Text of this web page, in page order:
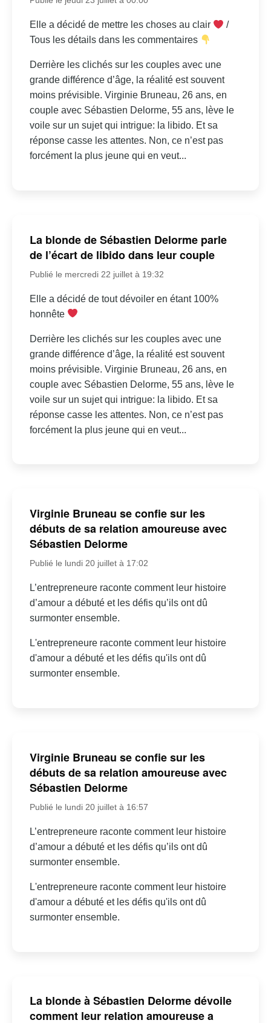
Elle a décidé de mettre les choses au clair
/
Tous les détails dans les commentaires
Derrière les clichés sur les couples avec une
grande différence d’âge, la réalité est souvent
moins prévisible. Virginie Bruneau, 26 ans, en
couple avec Sébastien Delorme, 55 ans, lève le
voile sur un sujet qui intrigue: la libido. Et sa
réponse casse les attentes. Non, ce n’est pas
forcément la plus jeune qui en veut...
La blonde de Sébastien Delorme parle
de l’écart de libido dans leur couple
Publié le mercredi 22 juillet à 19:32
Elle a décidé de tout dévoiler en étant 100%
honnête
Derrière les clichés sur les couples avec une
grande différence d’âge, la réalité est souvent
moins prévisible. Virginie Bruneau, 26 ans, en
couple avec Sébastien Delorme, 55 ans, lève le
voile sur un sujet qui intrigue: la libido. Et sa
réponse casse les attentes. Non, ce n’est pas
forcément la plus jeune qui en veut...
Virginie Bruneau se confie sur les
débuts de sa relation amoureuse avec
Sébastien Delorme
Publié le lundi 20 juillet à 17:02
L’entrepreneure raconte comment leur histoire
d’amour a débuté et les défis qu’ils ont dû
surmonter ensemble.
L'entrepreneure raconte comment leur histoire
d'amour a débuté et les défis qu'ils ont dû
surmonter ensemble.
Virginie Bruneau se confie sur les
débuts de sa relation amoureuse avec
Sébastien Delorme
Publié le lundi 20 juillet à 16:57
L’entrepreneure raconte comment leur histoire
d’amour a débuté et les défis qu’ils ont dû
surmonter ensemble.
L'entrepreneure raconte comment leur histoire
d'amour a débuté et les défis qu'ils ont dû
surmonter ensemble.
La blonde à Sébastien Delorme dévoile
comment leur relation amoureuse a